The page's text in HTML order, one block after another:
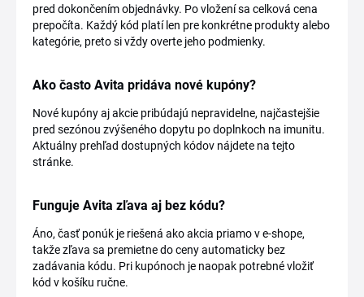
pred dokončením objednávky. Po vložení sa celková cena
prepočíta. Každý kód platí len pre konkrétne produkty alebo
kategórie, preto si vždy overte jeho podmienky.
Ako často Avita pridáva nové kupóny?
Nové kupóny aj akcie pribúdajú nepravidelne, najčastejšie
pred sezónou zvýšeného dopytu po doplnkoch na imunitu.
Aktuálny prehľad dostupných kódov nájdete na tejto
stránke.
Funguje Avita zľava aj bez kódu?
Áno, časť ponúk je riešená ako akcia priamo v e-shope,
takže zľava sa premietne do ceny automaticky bez
zadávania kódu. Pri kupónoch je naopak potrebné vložiť
kód v košíku ručne.